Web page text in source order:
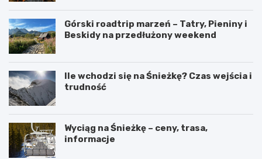
Górski roadtrip marzeń – Tatry, Pieniny i
Beskidy na przedłużony weekend
Ile wchodzi się na Śnieżkę? Czas wejścia i
trudność
Wyciąg na Śnieżkę – ceny, trasa,
informacje
W
O